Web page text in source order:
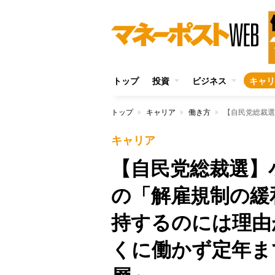
トップ 投資 ビジネス キャ
トップ キャリア 働き方
キャリア
【自民党総裁選
の「解雇規制の
持するのには理
くに働かず定年